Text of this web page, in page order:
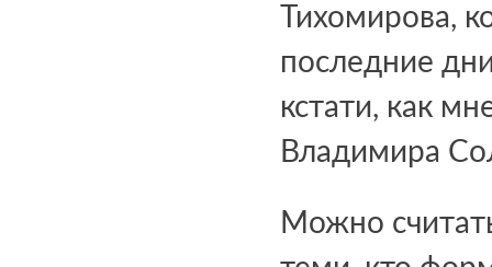
Тихомирова,
последние
кстати, как
Владимира
Можно